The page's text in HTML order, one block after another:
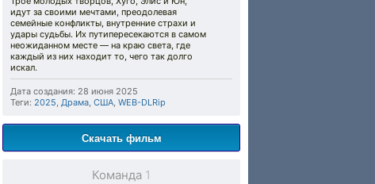
идут за своими мечтами, преодолевая
семейные конфликты, внутренние страхи и
удары судьбы. Их путипересекаются в самом
неожиданном месте — на краю света, где
каждый из них находит то, чего так долго
искал.
Дата создания: 28 июня 2025
Теги: 2025, Драма, США, WEB-DLRip
Скачать фильм
Команда 1